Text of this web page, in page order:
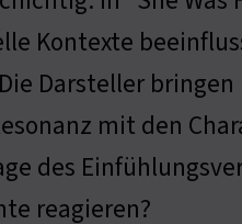
Kontexte
Darsteller
mit den
des
reagieren?